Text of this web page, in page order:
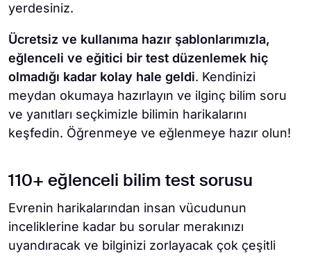
yerdesiniz.
Ücretsiz ve kullanıma hazır şablonlarımızla,
eğlenceli ve eğitici bir test düzenlemek hiç
olmadığı kadar kolay hale geldi. Kendinizi
meydan okumaya hazırlayın ve ilginç bilim soru
ve yanıtları seçkimizle bilimin harikalarını
keşfedin. Öğrenmeye ve eğlenmeye hazır olun!
110+ eğlenceli bilim test sorusu
Evrenin harikalarından insan vücudunun
inceliklerine kadar bu sorular merakınızı
uyandıracak ve bilginizi zorlayacak çok çeşitli